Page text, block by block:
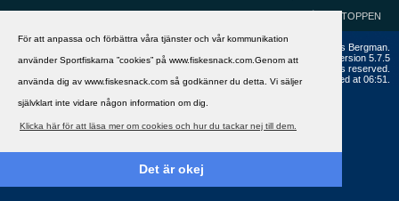
För att anpassa och förbättra våra tjänster och vår kommunikation
använder Sportfiskarna ”cookies” på www.fiskesnack.com.Genom att
använda dig av www.fiskesnack.com så godkänner du detta. Vi säljer
självklart inte vidare någon information om dig.
Klicka här för att läsa mer om cookies och hur du tackar nej till dem.
Det är okej
GÅ TILL TOPPEN
Copyright ©2002 - 2021, FiskeSnack.com. Grundad 2002 av Anders Bergman.
Powered byvBulletin®
Version 5.7.5
Copyright © 2026 MH Sub I, LLC dba vBulletin. All rights reserved.
All times are GMT+1. This page was generated at 06:51.